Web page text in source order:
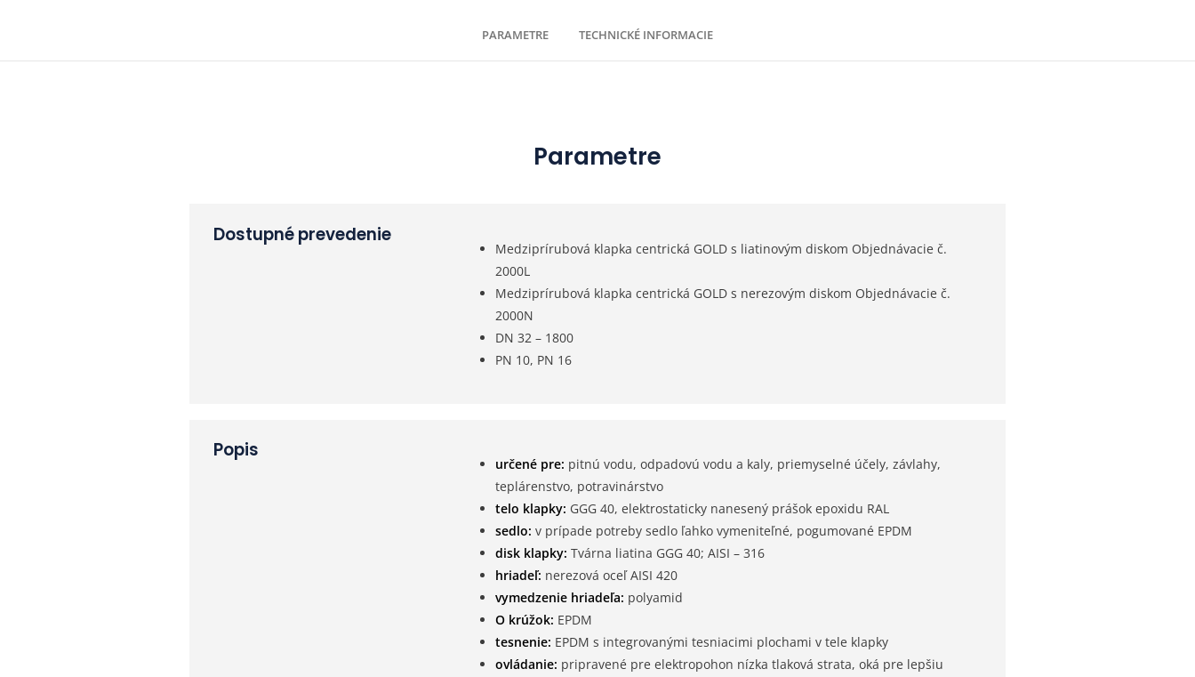
PARAMETRE TECHNICKÉ INFORMACIE
Parametre
Dostupné prevedenie
Medziprírubová klapka centrická GOLD s liatinovým diskom Objednávacie č.
2000L
Medziprírubová klapka centrická GOLD s nerezovým diskom Objednávacie č.
2000N
DN 32 – 1800
PN 10, PN 16
Popis
určené pre: pitnú vodu, odpadovú vodu a kaly, priemyselné účely, závlahy,
teplárenstvo, potravinárstvo
telo klapky: GGG 40, elektrostaticky nanesený prášok epoxidu RAL
sedlo: v prípade potreby sedlo ľahko vymeniteľné, pogumované EPDM
disk klapky: Tvárna liatina GGG 40; AISI – 316
hriadeľ: nerezová oceľ AISI 420
vymedzenie hriadeľa: polyamid
O krúžok: EPDM
tesnenie: EPDM s integrovanými tesniacimi plochami v tele klapky
ovládanie: pripravené pre elektropohon nízka tlaková strata, oká pre lepšiu